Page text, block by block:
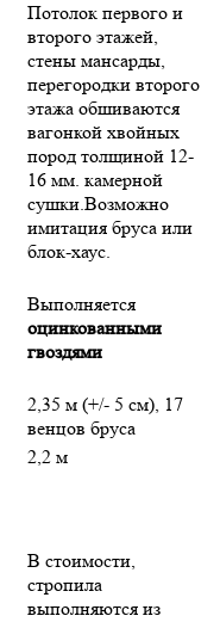
Потолок первого и
второго этажей,
стены мансарды,
перегородки второго
этажа обшиваются
вагонкой хвойных
пород толщиной 12-
16 мм. камерной
сушки.Возможно
имитация бруса или
блок-хаус.
Выполняется
оцинкованными
гвоздями
2,35 м (+/- 5 см), 17
венцов бруса
2,2 м
В стоимости,
стропила
выполняются из